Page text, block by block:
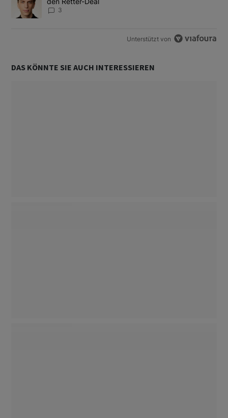
3
Unterstützt von
DAS KÖNNTE SIE AUCH INTERESSIEREN